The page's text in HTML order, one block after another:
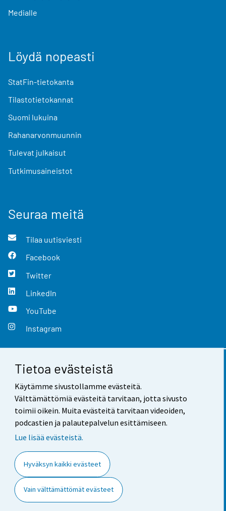
Tietoa evästeistä
Käytämme sivustollamme evästeitä.
Välttämättömiä evästeitä tarvitaan, jotta sivusto
toimii oikein. Muita evästeitä tarvitaan videoiden,
podcastien ja palautepalvelun esittämiseen.
Lue lisää evästeistä.
Hyväksyn kaikki evästeet
Vain välttämättömät evästeet
Medialle
Löydä nopeasti
StatFin-tietokanta
Tilastotietokannat
Suomi lukuina
Rahanarvonmuunnin
Tulevat julkaisut
Tutkimusaineistot
Seuraa meitä
Tilaa uutisviesti
Facebook
Twitter
LinkedIn
YouTube
Instagram
Yhteystiedot
Palaute
Käyttöehdot
Saavutettavuus
Tietoa sivustosta
Evästeasetukset